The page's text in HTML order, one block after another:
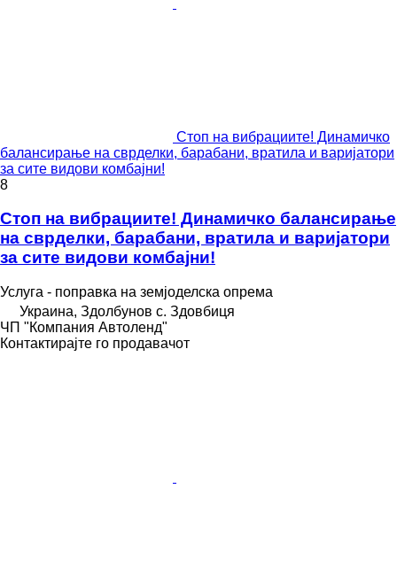
Стоп на вибрациите! Динамичко
балансирање на сврделки, барабани, вратила и варијатори
за сите видови комбајни!
8
Стоп на вибрациите! Динамичко балансирање
на сврделки, барабани, вратила и варијатори
за сите видови комбајни!
Услуга - поправка на земјоделска опрема
Украина, Здолбунов с. Здовбиця
ЧП "Компания Автоленд"
Контактирајте го продавачот